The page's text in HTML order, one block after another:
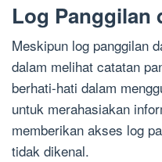
Log Panggilan
Meskipun log panggilan
dalam melihat catatan
berhati-hati dalam
untuk merahasiakan
memberikan akses log
tidak dikenal.